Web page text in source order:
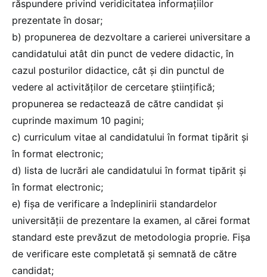
răspundere privind veridicitatea informațiilor
prezentate în dosar;
b) propunerea de dezvoltare a carierei universitare a
candidatului atât din punct de vedere didactic, în
cazul posturilor didactice, cât și din punctul de
vedere al activităților de cercetare științifică;
propunerea se redactează de către candidat și
cuprinde maximum 10 pagini;
c) curriculum vitae al candidatului în format tipărit și
în format electronic;
d) lista de lucrări ale candidatului în format tipărit și
în format electronic;
e) fișa de verificare a îndeplinirii standardelor
universității de prezentare la examen, al cărei format
standard este prevăzut de metodologia proprie. Fișa
de verificare este completată și semnată de către
candidat;